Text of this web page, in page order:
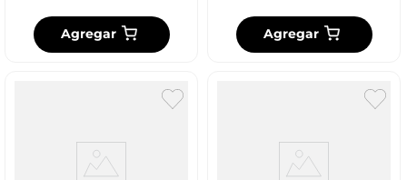
Agregar Agregar